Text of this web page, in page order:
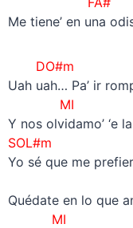
Me tiene’ en una
DO#m
Uah uah… Pa’ ir
MI
Y nos olvidamo’ ‘e
Yo sé que me
Quédate en lo que
MI